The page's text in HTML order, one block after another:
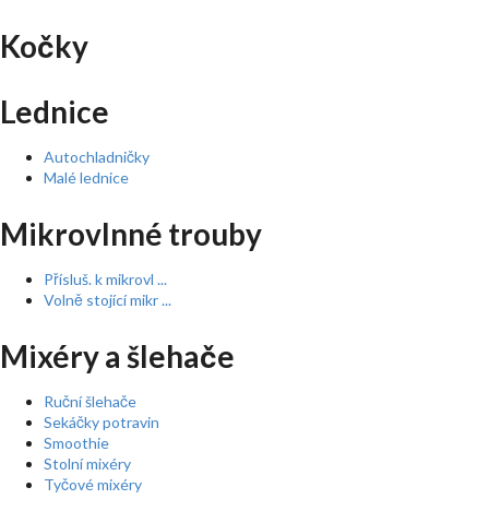
Kočky
Lednice
Autochladničky
Malé lednice
Mikrovlnné trouby
Přísluš. k mikrovl ...
Volně stojící mikr ...
Mixéry a šlehače
Ruční šlehače
Sekáčky potravin
Smoothie
Stolní mixéry
Tyčové mixéry